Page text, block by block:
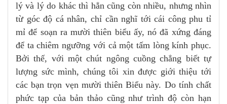
lý và lý do khác thì hẳn cũng còn nhiều, nhưng nhìn
từ góc độ cá nhân, chỉ cần nghĩ tới cái công phu tỉ
mỉ để soạn ra mười thiên biểu ấy, nó đã xứng đáng
để ta chiêm ngưỡng với cả một tấm lòng kính phục.
Bởi thế, với một chút ngông cuồng chẳng biết tự
lượng sức mình, chúng tôi xin được giới thiệu tới
các bạn trọn vẹn mười thiên Biểu này. Do tính chất
phức tạp của bản thảo cũng như trình độ còn hạn